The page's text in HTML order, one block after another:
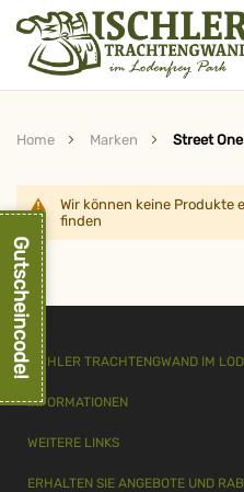
Home Marken Street One
Wir können keine Produkte
finden
ISCHLER TRACHTENGWAND IM
INFORMATIONEN
WEITERE LINKS
ERHALTEN SIE ANGEBOTE UND
Gutscheincode!